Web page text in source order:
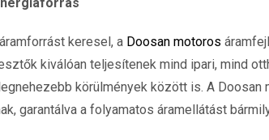
keresel, a Doosan motoros
kiválóan teljesítenek mind ipari, mind
körülmények között is. A
garantálva a folyamatos áramellátást